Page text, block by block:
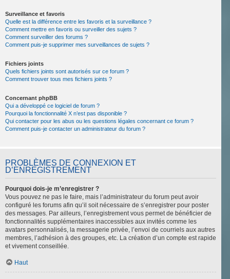
Surveillance et favoris
Quelle est la différence entre les favoris et la surveillance ?
Comment mettre en favoris ou surveiller des sujets ?
Comment surveiller des forums ?
Comment puis-je supprimer mes surveillances de sujets ?
Fichiers joints
Quels fichiers joints sont autorisés sur ce forum ?
Comment trouver tous mes fichiers joints ?
Concernant phpBB
Qui a développé ce logiciel de forum ?
Pourquoi la fonctionnalité X n’est pas disponible ?
Qui contacter pour les abus ou les questions légales concernant ce forum ?
Comment puis-je contacter un administrateur du forum ?
PROBLÈMES DE CONNEXION ET
D’ENREGISTREMENT
Pourquoi dois-je m’enregistrer ?
Vous pouvez ne pas le faire, mais l’administrateur du forum peut avoir
configuré les forums afin qu’il soit nécessaire de s’enregistrer pour poster
des messages. Par ailleurs, l’enregistrement vous permet de bénéficier de
fonctionnalités supplémentaires inaccessibles aux invités comme les
avatars personnalisés, la messagerie privée, l’envoi de courriels aux autres
membres, l’adhésion à des groupes, etc. La création d’un compte est rapide
et vivement conseillée.
Haut